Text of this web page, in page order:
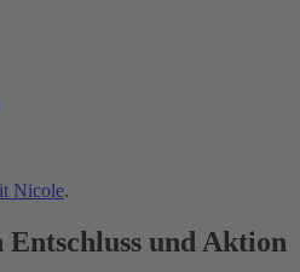
Nicole.
Entschluss und Aktion